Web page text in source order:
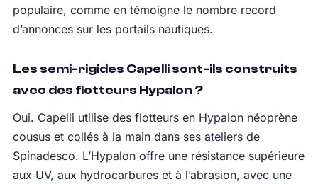
populaire, comme en témoigne le nombre record
d’annonces sur les portails nautiques.
Les semi-rigides Capelli sont-ils construits
avec des flotteurs Hypalon ?
Oui. Capelli utilise des flotteurs en Hypalon néoprène
cousus et collés à la main dans ses ateliers de
Spinadesco. L’Hypalon offre une résistance supérieure
aux UV, aux hydrocarbures et à l’abrasion, avec une